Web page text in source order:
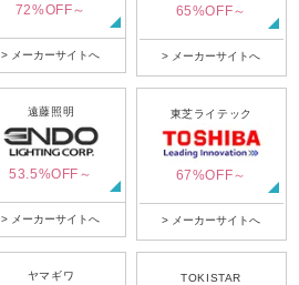
72%OFF～
> メーカーサイトへ
65%OFF～
> メーカーサイトへ
遠藤照明
53.5%OFF～
> メーカーサイトへ
東芝ライテック
67%OFF～
> メーカーサイトへ
ヤマギワ TOKISTAR